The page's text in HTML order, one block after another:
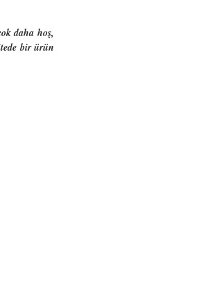
daha hoş,
bir ürün